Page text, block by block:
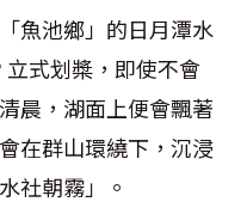
魚池鄉」的日月潭水
式划槳，即使不會
晨，湖面上便會飄著
在群山環繞下，沉浸
社朝霧」。